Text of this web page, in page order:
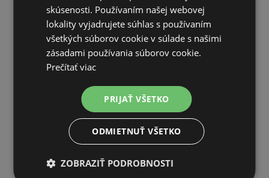
PREČO NAKUPOVAŤ U NÁS?
DOPRAVA ZDARMA
na všetky objednávky od 200€ vrátane DPH.
skúsenosti. Používaním našej webovej
lokality vyjadrujete súhlas s používaním
všetkých súborov cookie v súlade s našimi
zásadami používania súborov cookie.
Prečítať viac
PRIJAŤ VŠETKO
ODMIETNUŤ VŠETKO
ZOBRAZIŤ PODROBNOSTI